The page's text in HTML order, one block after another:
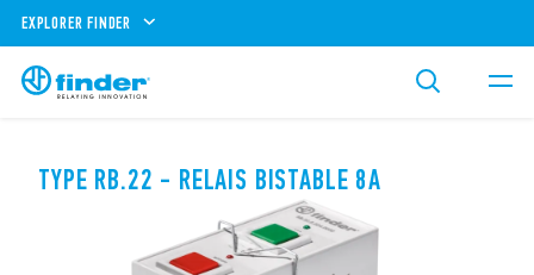
EXPLORER FINDER
TYPE RB.22 - RELAIS BISTABLE 8A